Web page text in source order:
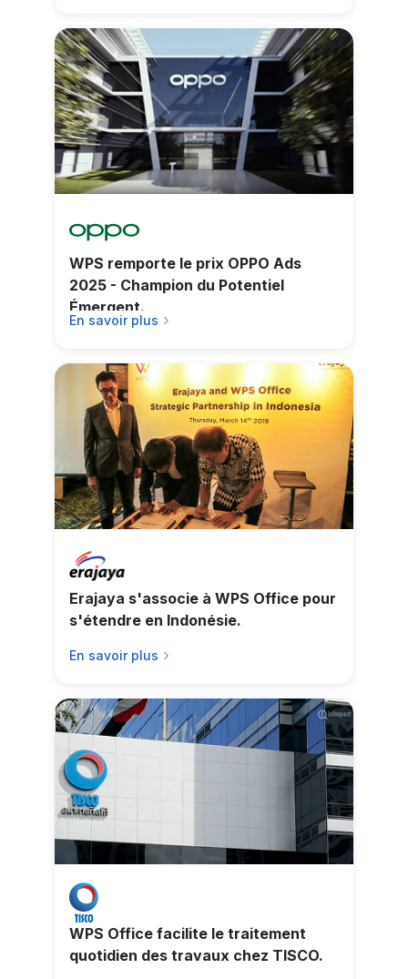
WPS remporte le prix OPPO Ads
2025 - Champion du Potentiel
Émergent.
En savoir plus
Erajaya s'associe à WPS Office pour
s'étendre en Indonésie.
En savoir plus
WPS Office facilite le traitement
quotidien des travaux chez TISCO.